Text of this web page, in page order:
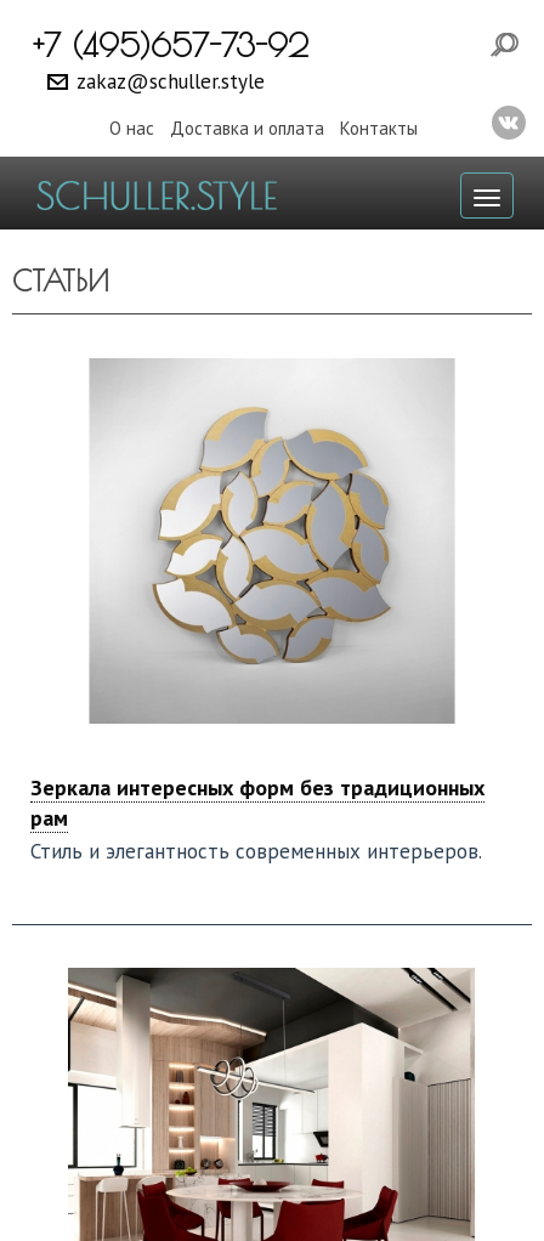
+7 (495)657-73-92
zakaz@schuller.style
О нас Доставка и оплата Контакты
СТАТЬИ
Зеркала интересных форм без традиционных
рам
Стиль и элегантность современных интерьеров.